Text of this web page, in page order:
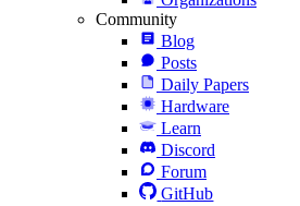
Community
Blog
Posts
Daily Papers
Hardware
Learn
Discord
Forum
GitHub